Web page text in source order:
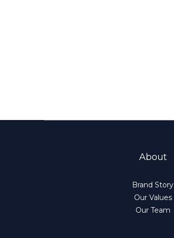
About
Brand Story
Our Values
Our Team